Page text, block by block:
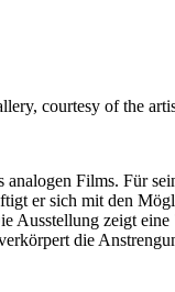
courtesy of the
Films. Für
er sich mit den
Ausstellung zeigt
die